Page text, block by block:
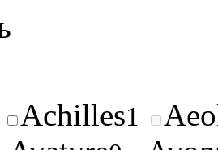
Achilles1